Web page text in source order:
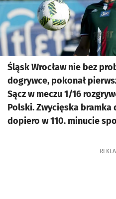
Śląsk Wrocław nie bez
dogrywce, pokonał
Sącz w meczu 1/16
Polski. Zwycięska bramka
dopiero w 110. minucie